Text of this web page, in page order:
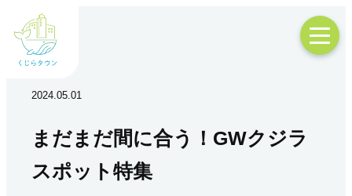
2024.05.01
まだまだ間に合う！GWクジラ
スポット特集